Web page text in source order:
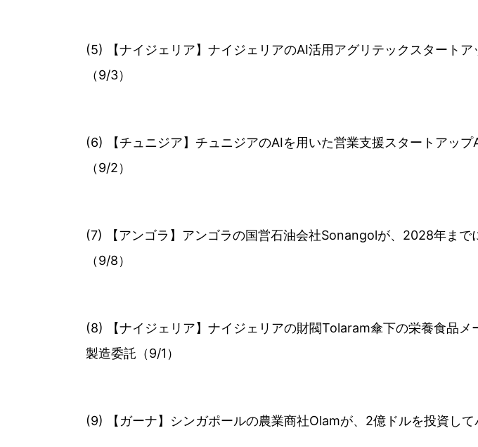
(5) 【ナイジェリア】ナイジェリアのAI活用アグリテックスタート
（9/3）
(6) 【チュニジア】チュニジアのAIを用いた営業支援スタートアッ
（9/2）
(7) 【アンゴラ】アンゴラの国営石油会社Sonangolが、2028年ま
（9/8）
(8) 【ナイジェリア】ナイジェリアの財閥Tolaram傘下の栄養食品
製造委託（9/1）
(9) 【ガーナ】シンガポールの農業商社Olamが、2億ドルを投資し